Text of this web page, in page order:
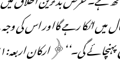
اٹکا رہے گااور اس کی وجہ
گی۔‘‘﴿ارکان اربعہ: